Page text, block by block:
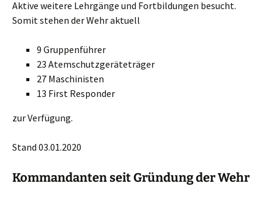
Aktive weitere Lehrgänge und Fortbildungen besucht.
Somit stehen der Wehr aktuell
9 Gruppenführer
23 Atemschutzgeräteträger
27 Maschinisten
13 First Responder
zur Verfügung.
Stand 03.01.2020
Kommandanten seit Gründung der Wehr